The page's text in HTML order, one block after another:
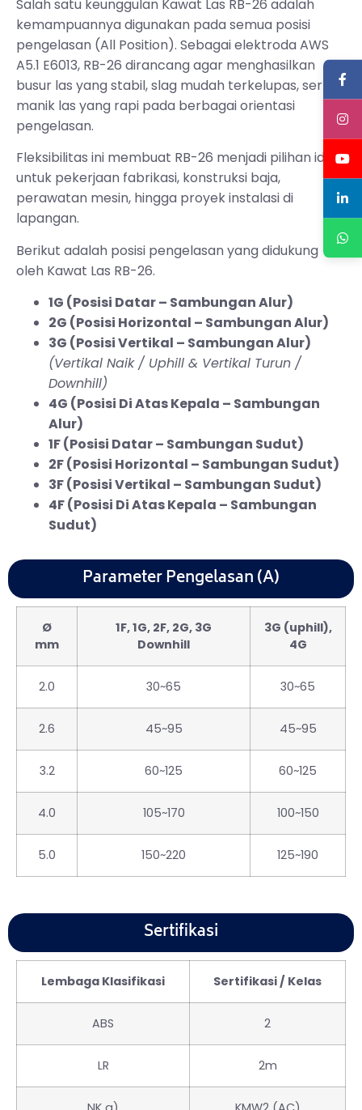
Salah satu keunggulan Kawat Las RB-26 adalah
kemampuannya digunakan pada semua posisi
pengelasan (All Position). Sebagai elektroda AWS
A5.1 E6013, RB-26 dirancang agar menghasilkan
busur las yang stabil, slag mudah terkelupas, serta
manik las yang rapi pada berbagai orientasi
pengelasan.
Fleksibilitas ini membuat RB-26 menjadi pilihan ideal
untuk pekerjaan fabrikasi, konstruksi baja,
perawatan mesin, hingga proyek instalasi di
lapangan.
Berikut adalah posisi pengelasan yang didukung
oleh Kawat Las RB-26.
1G (Posisi Datar – Sambungan Alur)
2G (Posisi Horizontal – Sambungan Alur)
3G (Posisi Vertikal – Sambungan Alur)
(Vertikal Naik / Uphill & Vertikal Turun /
Downhill)
4G (Posisi Di Atas Kepala – Sambungan
Alur)
1F (Posisi Datar – Sambungan Sudut)
2F (Posisi Horizontal – Sambungan Sudut)
3F (Posisi Vertikal – Sambungan Sudut)
4F (Posisi Di Atas Kepala – Sambungan
Sudut)
Parameter Pengelasan (A)
Ø
mm
1F, 1G, 2F, 2G, 3G
Downhill
3G (uphill),
4G
2.0 30~65 30~65
2.6 45~95 45~95
3.2 60~125 60~125
4.0 105~170 100~150
5.0 150~220 125~190
Sertifikasi
Lembaga Klasifikasi Sertifikasi / Kelas
ABS 2
LR 2m